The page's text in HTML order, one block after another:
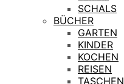
SCHALS
BÜCHER
GARTEN
KINDER
KOCHEN
REISEN
TASCHEN